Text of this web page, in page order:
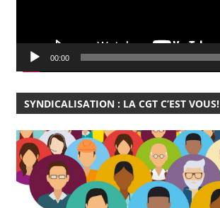
00:00
SYNDICALISATION : LA CGT C’EST VOUS!